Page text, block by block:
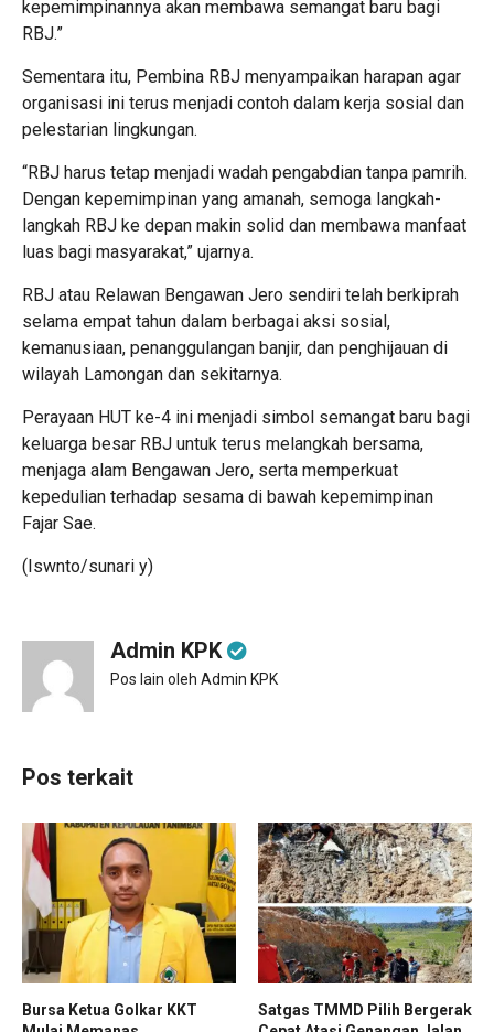
kepemimpinannya akan membawa semangat baru bagi
RBJ.”
Sementara itu, Pembina RBJ menyampaikan harapan agar
organisasi ini terus menjadi contoh dalam kerja sosial dan
pelestarian lingkungan.
“RBJ harus tetap menjadi wadah pengabdian tanpa pamrih.
Dengan kepemimpinan yang amanah, semoga langkah-
langkah RBJ ke depan makin solid dan membawa manfaat
luas bagi masyarakat,” ujarnya.
RBJ atau Relawan Bengawan Jero sendiri telah berkiprah
selama empat tahun dalam berbagai aksi sosial,
kemanusiaan, penanggulangan banjir, dan penghijauan di
wilayah Lamongan dan sekitarnya.
Perayaan HUT ke-4 ini menjadi simbol semangat baru bagi
keluarga besar RBJ untuk terus melangkah bersama,
menjaga alam Bengawan Jero, serta memperkuat
kepedulian terhadap sesama di bawah kepemimpinan
Fajar Sae.
(Iswnto/sunari y)
Admin KPK
Pos lain oleh Admin KPK
Pos terkait
Bursa Ketua Golkar KKT
Satgas TMMD Pilih Bergerak